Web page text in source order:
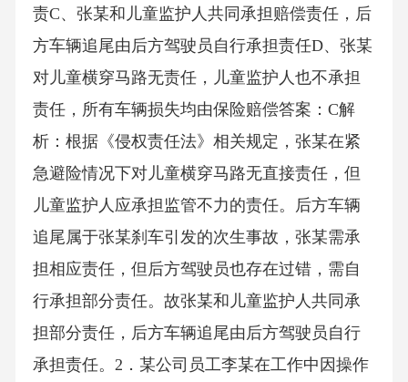
责C、张某和儿童监护人共同承担赔偿责任，后
方车辆追尾由后方驾驶员自行承担责任D、张某
对儿童横穿马路无责任，儿童监护人也不承担
责任，所有车辆损失均由保险赔偿答案：C解
析：根据《侵权责任法》相关规定，张某在紧
急避险情况下对儿童横穿马路无直接责任，但
儿童监护人应承担监管不力的责任。后方车辆
追尾属于张某刹车引发的次生事故，张某需承
担相应责任，但后方驾驶员也存在过错，需自
行承担部分责任。故张某和儿童监护人共同承
担部分责任，后方车辆追尾由后方驾驶员自行
承担责任。2．某公司员工李某在工作中因操作